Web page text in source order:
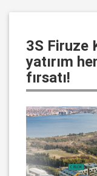
3S Firuze
yatırım
fırsatı!